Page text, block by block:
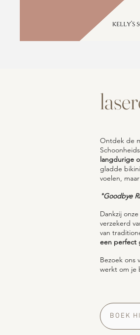
Ontdek de
langdurige
gladde
voelen,
"Goodbye
Dankzij
verzekerd
van
een perfect
Bezoek ons
werkt om je
BOEK